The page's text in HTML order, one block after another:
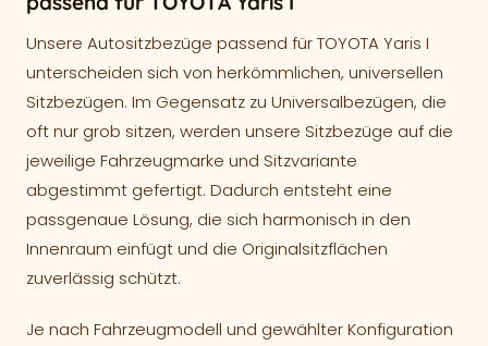
Unsere Autositzbezüge passend für TOYOTA Yaris I
unterscheiden sich von herkömmlichen, universellen
Sitzbezügen. Im Gegensatz zu Universalbezügen, die
oft nur grob sitzen, werden unsere Sitzbezüge auf die
jeweilige Fahrzeugmarke und Sitzvariante
abgestimmt gefertigt. Dadurch entsteht eine
passgenaue Lösung, die sich harmonisch in den
Innenraum einfügt und die Originalsitzflächen
zuverlässig schützt.
Je nach Fahrzeugmodell und gewählter Konfiguration